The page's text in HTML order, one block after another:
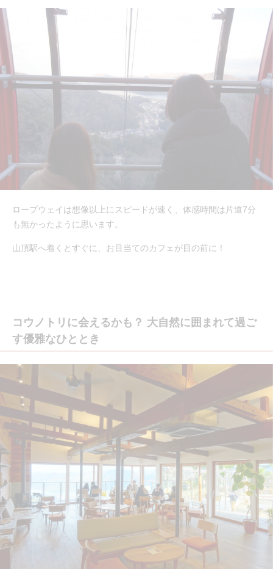
ロープウェイは想像以上にスピードが速く、体感時間は片道7分
も無かったように思います。
山頂駅へ着くとすぐに、お目当てのカフェが目の前に！
コウノトリに会えるかも？ 大自然に囲まれて過ご
す優雅なひととき